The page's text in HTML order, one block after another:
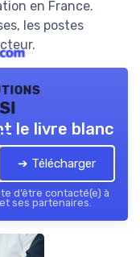
en France.
les postes
le livre blanc
➔ Télécharger
d’être contacté(e) à
ses partenaires.